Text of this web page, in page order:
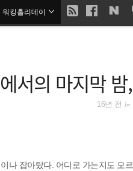
현
킹홀리데이
서의 마지막
16년 전 by
나 잡아탔다. 어디로 가는지도 모